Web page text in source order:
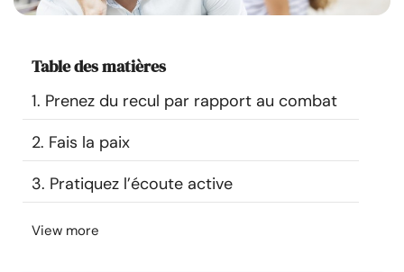
Communauté
Trouver un thérapeute
Langue
Table des matières
1. Prenez du recul par rapport au combat
2. Fais la paix
3. Pratiquez l’écoute active
View more